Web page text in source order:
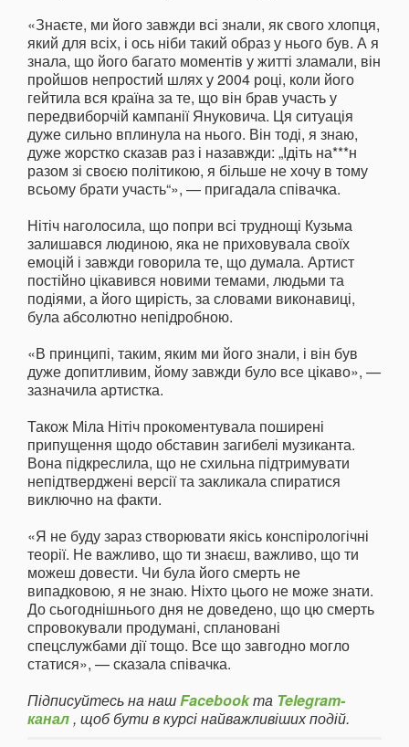
«Знаєте, ми його завжди всі знали, як свого хлопця,
який для всіх, і ось ніби такий образ у нього був. А я
знала, що його багато моментів у житті зламали, він
пройшов непростий шлях у 2004 році, коли його
гейтила вся країна за те, що він брав участь у
передвиборчій кампанії Януковича. Ця ситуація
дуже сильно вплинула на нього. Він тоді, я знаю,
дуже жорстко сказав раз і назавжди: „Ідіть на***н
разом зі своєю політикою, я більше не хочу в тому
всьому брати участь“», — пригадала співачка.
Нітіч наголосила, що попри всі труднощі Кузьма
залишався людиною, яка не приховувала своїх
емоцій і завжди говорила те, що думала. Артист
постійно цікавився новими темами, людьми та
подіями, а його щирість, за словами виконавиці,
була абсолютно непідробною.
«В принципі, таким, яким ми його знали, і він був
дуже допитливим, йому завжди було все цікаво», —
зазначила артистка.
Також Міла Нітіч прокоментувала поширені
припущення щодо обставин загибелі музиканта.
Вона підкреслила, що не схильна підтримувати
непідтверджені версії та закликала спиратися
виключно на факти.
«Я не буду зараз створювати якісь конспірологічні
теорії. Не важливо, що ти знаєш, важливо, що ти
можеш довести. Чи була його смерть не
випадковою, я не знаю. Ніхто цього не може знати.
До сьогоднішнього дня не доведено, що цю смерть
спровокували продумані, сплановані
спецслужбами дії тощо. Все що завгодно могло
статися», — сказала співачка.
Підписуйтесь на нашFacebookта Telegram-
канал, щоб бути в курсі найважливіших подій.